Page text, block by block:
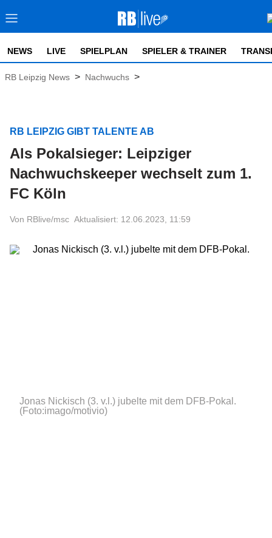
NEWS LIVE SPIELPLAN SPIELER & TRAINER
RB Leipzig News > Nachwuchs >
RB LEIPZIG GIBT TALENTE AB
Als Pokalsieger: Leipziger
Nachwuchskeeper wechselt zum 1.
FC Köln
Von RBlive/msc Aktualisiert: 12.06.2023, 11:59
Jonas Nickisch (3. v.l.) jubelte mit dem DFB-Pokal.
(Foto:imago/motivio)